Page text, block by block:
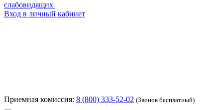
слабовидящих
Вход в личный кабинет
Приемная комиссия: 8 (800) 333-52-02 (Звонок бесплатный)